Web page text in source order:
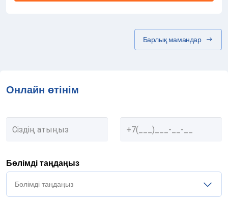
Барлық мамандар
Онлайн өтінім
Бөлімді таңдаңыз
Бөлімді таңдаңыз